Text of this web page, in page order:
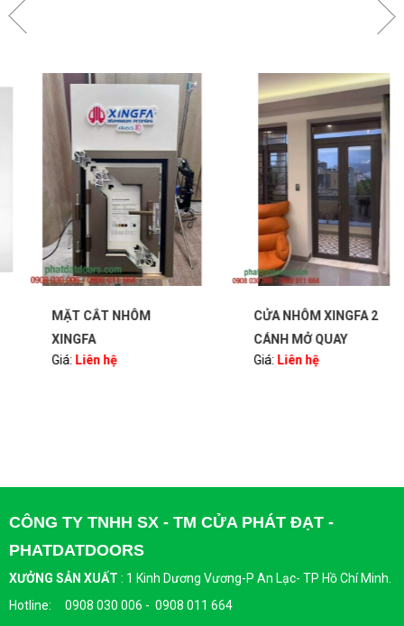
MẶT CẮT NHÔM
XINGFA
Giá:Liên hệ
CỬA NHÔM XINGFA 2
CÁNH MỞ QUAY
Giá:Liên hệ
CÔNG TY TNHH SX - TM CỬA PHÁT ĐẠT -
PHATDATDOORS
XƯỞNG SẢN XUẤT : 1 Kinh Dương Vương-P An Lạc- TP Hồ Chí Minh.
Hotline: 0908 030 006 - 0908 011 664